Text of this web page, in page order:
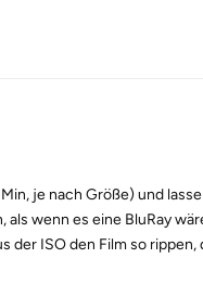
je nach Größe) und
wenn es eine BluRay
der ISO den Film so rippen,